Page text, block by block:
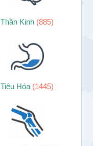
Thần Kinh (885)
Tiêu Hóa (1445)